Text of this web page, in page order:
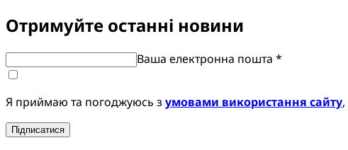
Отримуйте останні новини
Ваша електронна пошта *
Я приймаю та погоджуюсь з умовами використання сайту,
Підписатися